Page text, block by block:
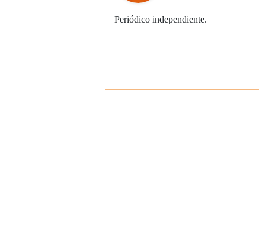
Periódico independiente.